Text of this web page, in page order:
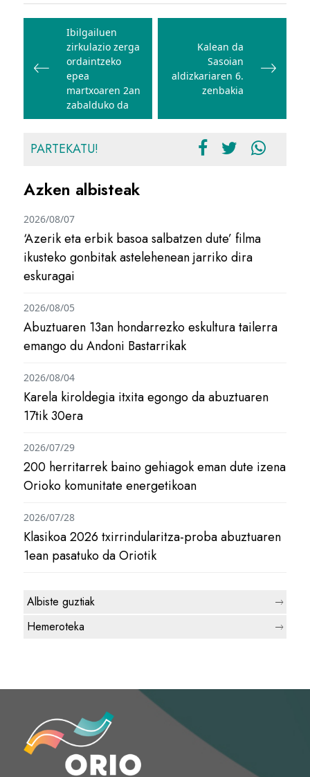
Bidalketetan
zehar
nabigatu
Ibilgailuen
zirkulazio zerga
ordaintzeko
epea
martxoaren 2an
zabalduko da
Kalean da
Sasoian
aldizkariaren 6.
zenbakia
PARTEKATU!
Azken albisteak
‘Azerik eta erbik basoa salbatzen dute’ filma
ikusteko gonbitak astelehenean jarriko dira
eskuragai
2026/08/07
Abuztuaren 13an hondarrezko eskultura tailerra
emango du Andoni Bastarrikak
2026/08/05
Karela kiroldegia itxita egongo da abuztuaren
17tik 30era
2026/08/04
200 herritarrek baino gehiagok eman dute izena
Orioko komunitate energetikoan
2026/07/29
Klasikoa 2026 txirrindularitza-proba abuztuaren
1ean pasatuko da Oriotik
2026/07/28
Albiste guztiak
Hemeroteka